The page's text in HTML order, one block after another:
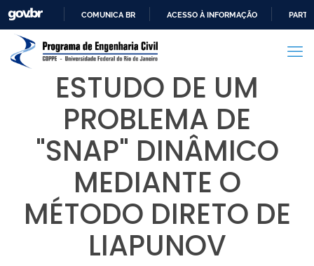
PARA
CONTEÚDO
COMUNICA BR ACESSO À INFORMAÇÃO
ESTUDO DE UM
PROBLEMA DE
"SNAP" DINÂMICO
MEDIANTE O
MÉTODO DIRETO DE
LIAPUNOV